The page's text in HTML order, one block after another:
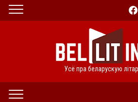
Усё пра беларускую